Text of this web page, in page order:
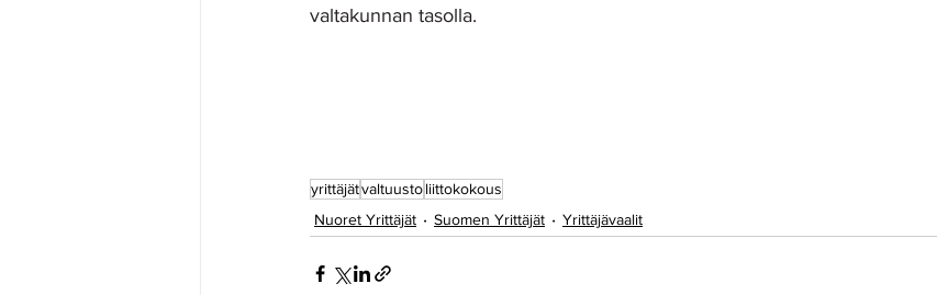
valtakunnan tasolla.
yrittäjätvaltuustoliittokokous
Nuoret Yrittäjät
Suomen Yrittäjät Yrittäjävaalit